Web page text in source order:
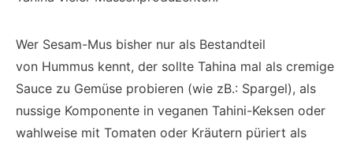
Wer Sesam-Mus bisher nur als Bestandteil
von Hummus kennt, der sollte Tahina mal als cremige
Sauce zu Gemüse probieren (wie zB.: Spargel), als
nussige Komponente in veganen Tahini-Keksen oder
wahlweise mit Tomaten oder Kräutern püriert als